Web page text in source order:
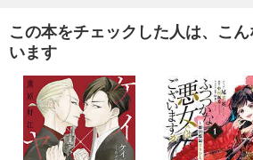
この本をチェックした人は、こ
います